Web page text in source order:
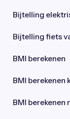
Bijtelling
Bijtelling fiets
BMI berekenen
BMI berekenen
BMI berekenen